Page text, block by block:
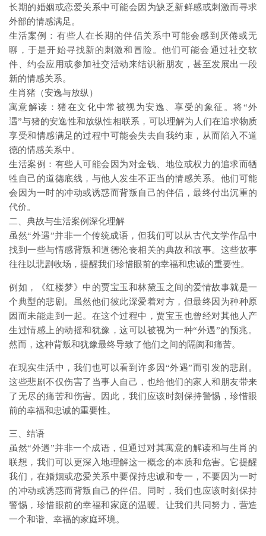
长期的婚姻或恋爱关系中可能会因为缺乏新鲜感或刺激而寻求
外部的情感满足。
生活案例：有些人在长期的伴侣关系中可能会感到厌倦或无
聊，于是开始寻找新的刺激和冒险。他们可能会通过社交软
件、约会应用或参加社交活动来结识新朋友，甚至发展出一段
新的情感关系。
生肖猪（安逸与放纵）
寓意解读：猪在文化中常被视为安逸、享受的象征。将“外
遇”与猪的安逸性和放纵性相联系，可以理解为人们在追求物质
享受和情感满足的过程中可能会失去自我约束，从而陷入不道
德的情感关系中。
生活案例：有些人可能会因为对金钱、地位或权力的追求而牺
牲自己的道德底线，与他人发生不正当的情感关系。他们可能
会因为一时的冲动或诱惑而背叛自己的伴侣，最终付出沉重的
代价。
二、典故与生活案例深化理解
虽然“外遇”并非一个传统成语，但我们可以从古代文学作品中
找到一些与情感背叛和道德沦丧相关的典故和故事。这些故事
往往以悲剧收场，提醒我们珍惜眼前的幸福和忠诚的重要性。
例如，《红楼梦》中的贾宝玉和林黛玉之间的爱情故事就是一
个典型的悲剧。虽然他们彼此深爱着对方，但最终因为种种原
因而未能走到一起。在这个过程中，贾宝玉也曾经对其他人产
生过情感上的动摇和犹豫，这可以被视为一种“外遇”的预兆。
然而，这种背叛和犹豫最终导致了他们之间的隔阂和痛苦。
在现实生活中，我们也可以看到许多因“外遇”而引发的悲剧。
这些悲剧不仅伤害了当事人自己，也给他们的家人和朋友带来
了无尽的痛苦和伤害。因此，我们应该时刻保持警惕，珍惜眼
前的幸福和忠诚的重要性。
三、结语
虽然“外遇”并非一个成语，但通过对其寓意的解读和与生肖的
联想，我们可以更深入地理解这一概念的本质和危害。它提醒
我们，在婚姻或恋爱关系中要保持忠诚和专一，不要因为一时
的冲动或诱惑而背叛自己的伴侣。同时，我们也应该时刻保持
警惕，珍惜眼前的幸福和家庭的温暖。让我们共同努力，营造
一个和谐、幸福的家庭环境。